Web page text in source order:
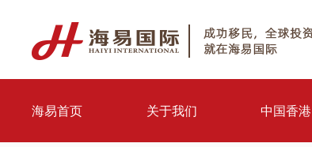
海易首页 关于我们 中国香港